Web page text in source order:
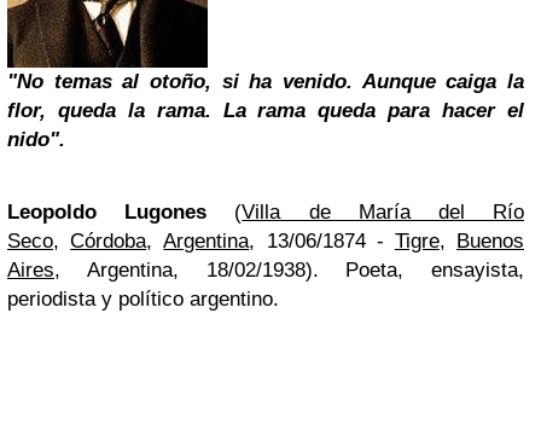
"No temas al otoño, si ha venido. Aunque caiga la
flor, queda la rama. La rama queda para hacer el
nido".
Leopoldo Lugones (Villa de María del Río
Seco,Córdoba,Argentina, 13/06/1874 - Tigre, Buenos
Aires, Argentina, 18/02/1938). Poeta, ensayista,
periodista y político argentino.